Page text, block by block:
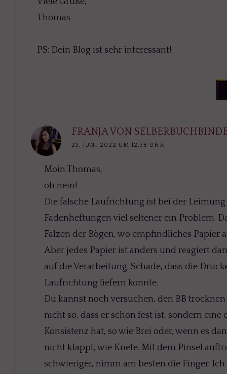
Thomas
PS: Dein Blog ist sehr interessant!
FRANJA VON
23. JUNI 2022 UM 12:38 UHR
Moin Thomas,
oh nein!
Die falsche Laufrichtung ist bei der
Fadenheftungen viel seltener ein Problem.
Falzen der Bögen, wo empfindliches Papier
Aber jedes Papier ist anders und reagiert
auf die Verarbeitung. Schade, dass die
Laufrichtung liefern konnte.
Du kannst noch versuchen, den BB trocknen
nicht so, dass er schon fest ist, sondern eine
Konsistenz hat, so wie Brei oder, wenn es
nicht klappt, wie Knete. Mit dem Pinsel
schwieriger, nimm am besten die Finger.